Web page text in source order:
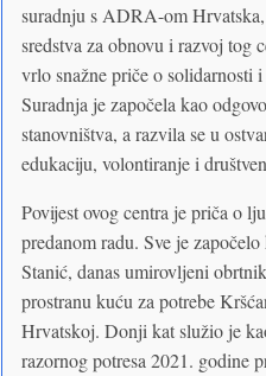
suradnju s ADRA-om
sredstva za obnovu i razvoj tog
vrlo snažne priče o solidarnosti
Suradnja je započela kao
stanovništva, a razvila se u
edukaciju, volontiranje i
Povijest ovog centra je priča o
predanom radu. Sve je
Stanić, danas umirovljeni
prostranu kuću za potrebe
Hrvatskoj. Donji kat služio je
razornog potresa 2021. godine